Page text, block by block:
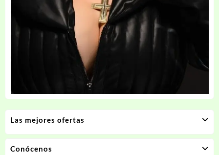
Las mejores ofertas
Conócenos